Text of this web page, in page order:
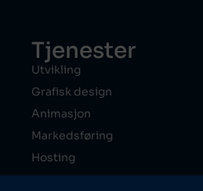
Tjenester
Utvikling
Grafisk design
Animasjon
Markedsføring
Hosting